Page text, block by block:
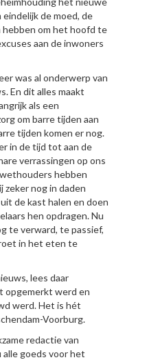
eindelijk de moed, de
om het hoofd te
aan de inwoners
was al onderwerp van
En dit alles maakt
als een
om barre tijden aan
tijden komen er nog.
in de tijd tot aan de
verrassingen op ons
hebben
zeker nog in daden
de kast halen en doen
hen opdragen. Nu
te verward, te passief,
in het eten te
lees daar
opgemerkt werd en
werd. Het is hét
Voorburg.
redactie van
goeds voor het